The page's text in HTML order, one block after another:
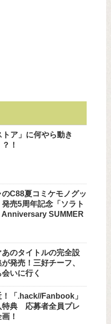
トア」に何やら動き
！
のC88夏コミケモノグッ
発売5周年記念「ソラト
Anniversary SUMMER
あのタイトルの完全設
発売！三好チーフ、
いに行く
「.hack//Fanbook」
特典 応募者全員プレ
！